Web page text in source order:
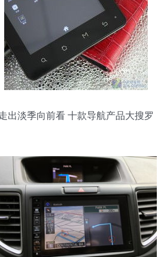
出淡季向前看 十款导航产品大搜罗